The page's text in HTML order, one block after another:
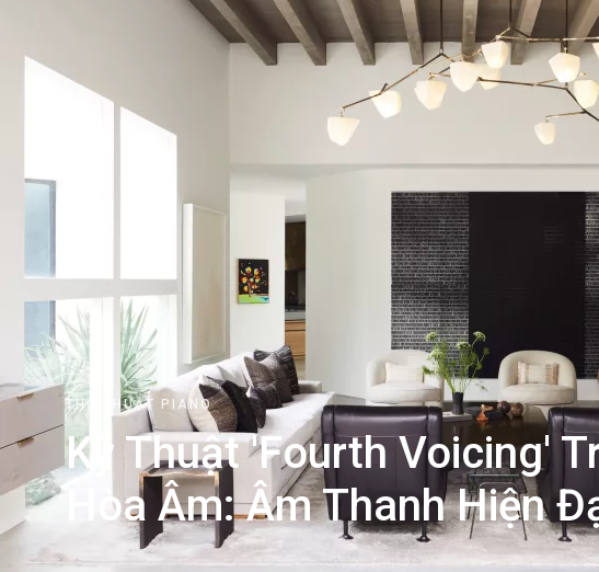
THỦ THUẬT PIANO
Kỹ Thuật 'Fourth Voicing'
Hòa Âm: Âm Thanh Hiện